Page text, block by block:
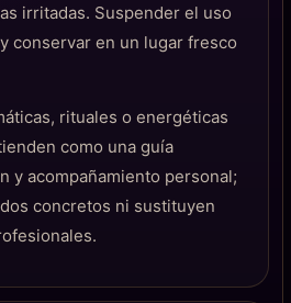
irritadas. Suspender el uso
conservar en un lugar fresco
rituales o energéticas
como una guía
y acompañamiento personal;
concretos ni sustituyen